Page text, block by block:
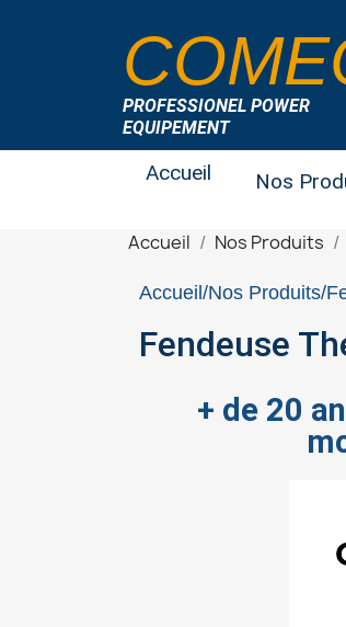
PROFESSIONEL POWER
EQUIPEMENT
Accueil Nos
Accueil Nos Produits
Accueil Nos Produits
Fendeuse
+ de 20